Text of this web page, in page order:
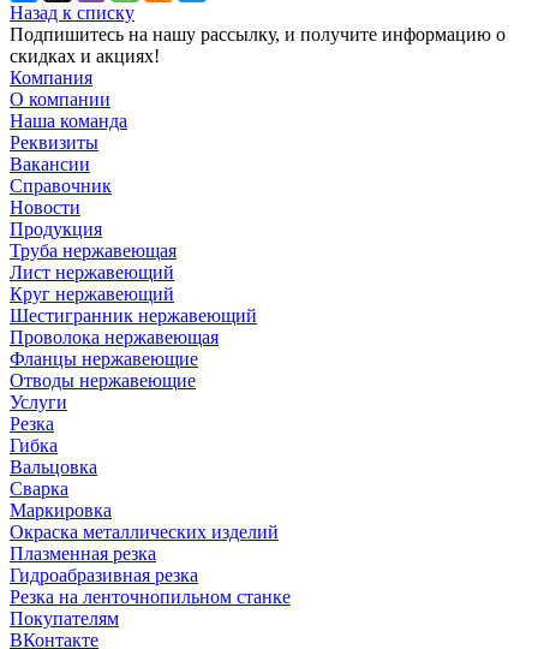
Назад к списку
Подпишитесь на нашу рассылку, и получите информацию о
скидках и акциях!
Компания
О компании
Наша команда
Реквизиты
Вакансии
Справочник
Новости
Продукция
Труба нержавеющая
Лист нержавеющий
Круг нержавеющий
Шестигранник нержавеющий
Проволока нержавеющая
Фланцы нержавеющие
Отводы нержавеющие
Услуги
Резка
Гибка
Вальцовка
Сварка
Маркировка
Окраска металлических изделий
Плазменная резка
Гидроабразивная резка
Резка на ленточнопильном станке
Покупателям
ВКонтакте